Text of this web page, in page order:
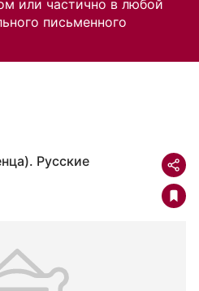
или частично в любой
письменного
Русские